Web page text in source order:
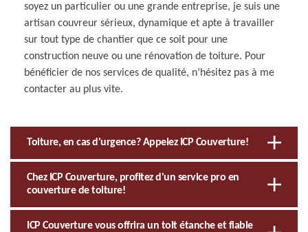
soyez un particulier ou une grande entreprise, je suis une
artisan couvreur sérieux, dynamique et apte à travailler
sur tout type de chantier que ce soit pour une
construction neuve ou une rénovation de toiture. Pour
bénéficier de nos services de qualité, n’hésitez pas à me
contacter au plus vite.
Toiture, en cas d'urgence? Appelez ICP Couverture!
Chez ICP Couverture, profitez d'un service pro en
couverture de toiture!
ICP Couverture vous offrira un toit étanche et fiable